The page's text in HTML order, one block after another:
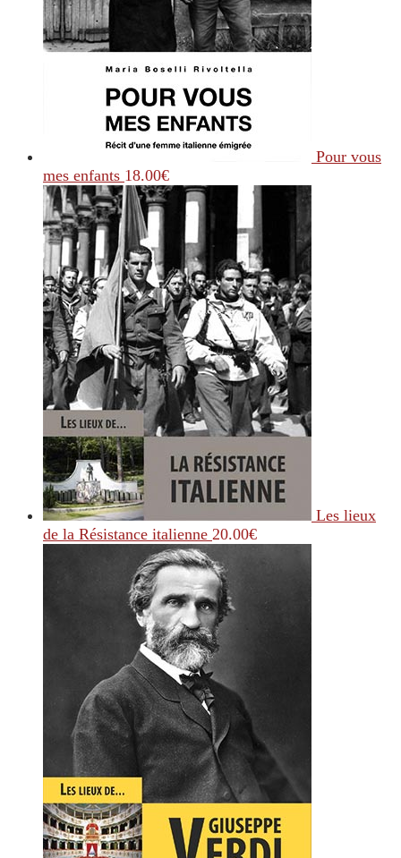
Pour vous
mes enfants 18.00€
Les lieux
de la Résistance italienne 20.00€